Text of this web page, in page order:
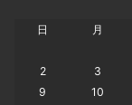
日 月
2
3
9
10